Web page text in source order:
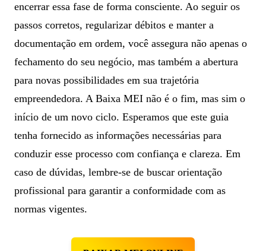
encerrar essa fase de forma consciente. Ao seguir os
passos corretos, regularizar débitos e manter a
documentação em ordem, você assegura não apenas o
fechamento do seu negócio, mas também a abertura
para novas possibilidades em sua trajetória
empreendedora. A Baixa MEI não é o fim, mas sim o
início de um novo ciclo. Esperamos que este guia
tenha fornecido as informações necessárias para
conduzir esse processo com confiança e clareza. Em
caso de dúvidas, lembre-se de buscar orientação
profissional para garantir a conformidade com as
normas vigentes.